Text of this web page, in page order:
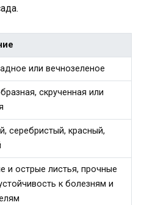
или вечнозеленое
скрученная или
серебристый, красный,
и острые листья, прочные
к болезням и